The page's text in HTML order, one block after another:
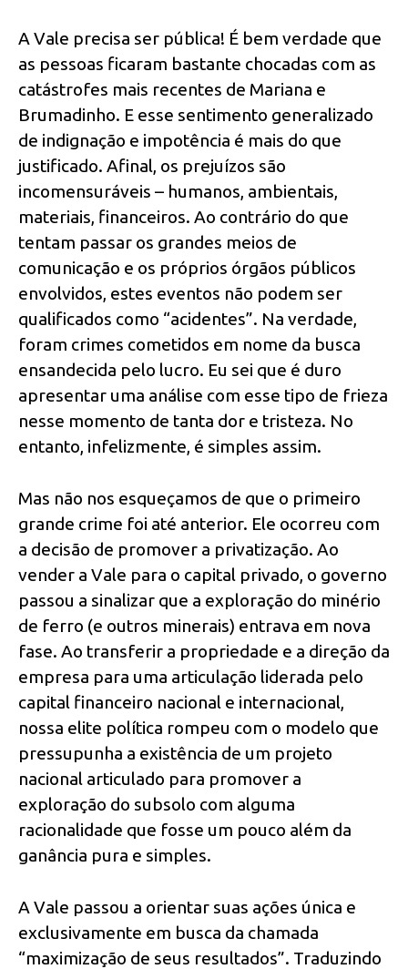
A Vale precisa ser pública! É bem verdade que
as pessoas ficaram bastante chocadas com as
catástrofes mais recentes de Mariana e
Brumadinho. E esse sentimento generalizado
de indignação e impotência é mais do que
justificado. Afinal, os prejuízos são
incomensuráveis – humanos, ambientais,
materiais, financeiros. Ao contrário do que
tentam passar os grandes meios de
comunicação e os próprios órgãos públicos
envolvidos, estes eventos não podem ser
qualificados como “acidentes”. Na verdade,
foram crimes cometidos em nome da busca
ensandecida pelo lucro. Eu sei que é duro
apresentar uma análise com esse tipo de frieza
nesse momento de tanta dor e tristeza. No
entanto, infelizmente, é simples assim.
Mas não nos esqueçamos de que o primeiro
grande crime foi até anterior. Ele ocorreu com
a decisão de promover a privatização. Ao
vender a Vale para o capital privado, o governo
passou a sinalizar que a exploração do minério
de ferro (e outros minerais) entrava em nova
fase. Ao transferir a propriedade e a direção da
empresa para uma articulação liderada pelo
capital financeiro nacional e internacional,
nossa elite política rompeu com o modelo que
pressupunha a existência de um projeto
nacional articulado para promover a
exploração do subsolo com alguma
racionalidade que fosse um pouco além da
ganância pura e simples.
A Vale passou a orientar suas ações única e
exclusivamente em busca da chamada
“maximização de seus resultados”. Traduzindo